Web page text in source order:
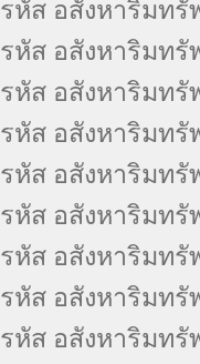
รหัส อสังหาริมทรั
รหัส อสังหาริมทรั
รหัส อสังหาริมทรั
รหัส อสังหาริมทรั
รหัส อสังหาริมทรั
รหัส อสังหาริมทรั
รหัส อสังหาริมทรั
รหัส อสังหาริมทรั
รหัส อสังหาริมทรั